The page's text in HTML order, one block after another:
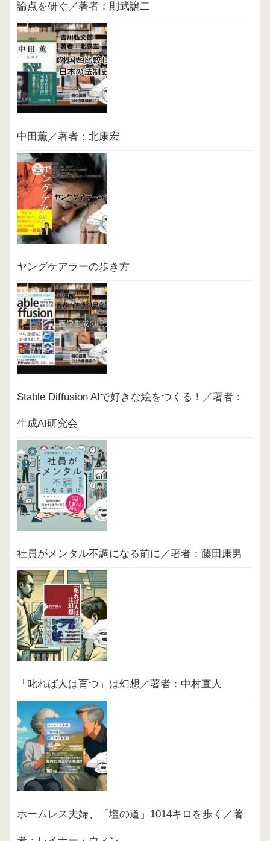
論点を研ぐ／著者：則武譲二
中田薫／著者：北康宏
ヤングケアラーの歩き方
Stable Diffusion AIで好きな絵をつくる！／著者：
生成AI研究会
社員がメンタル不調になる前に／著者：藤田康男
「叱れば人は育つ」は幻想／著者：中村直人
ホームレス夫婦、「塩の道」1014キロを歩く／著